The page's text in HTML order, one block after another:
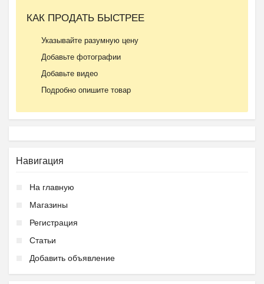
КАК ПРОДАТЬ БЫСТРЕЕ
Указывайте разумную цену
Добавьте фотографии
Добавьте видео
Подробно опишите товар
Навигация
На главную
Магазины
Регистрация
Статьи
Добавить объявление